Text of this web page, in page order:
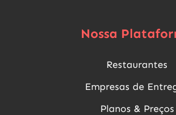
Nossa
Restaurantes
Empresas de
Planos & Preços